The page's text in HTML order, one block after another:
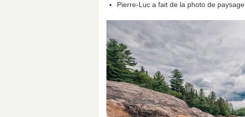
Pierre-Luc a fait de la photo de paysage